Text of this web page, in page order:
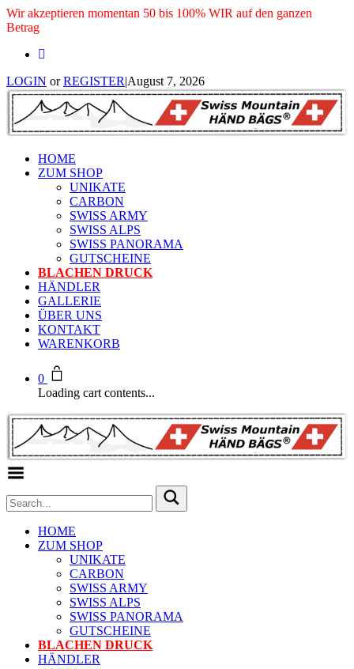
Wir akzeptieren momentan 50 bis 100% WIR auf den ganzen
Betrag
LOGIN orREGISTER|August 7, 2026
HOME
ZUM SHOP
UNIKATE
CARBON
SWISS ARMY
SWISS ALPS
SWISS PANORAMA
GUTSCHEINE
BLACHEN DRUCK
HÄNDLER
GALLERIE
ÜBER UNS
KONTAKT
WARENKORB
0
Loading cart contents...
HOME
ZUM SHOP
UNIKATE
CARBON
SWISS ARMY
SWISS ALPS
SWISS PANORAMA
GUTSCHEINE
BLACHEN DRUCK
HÄNDLER